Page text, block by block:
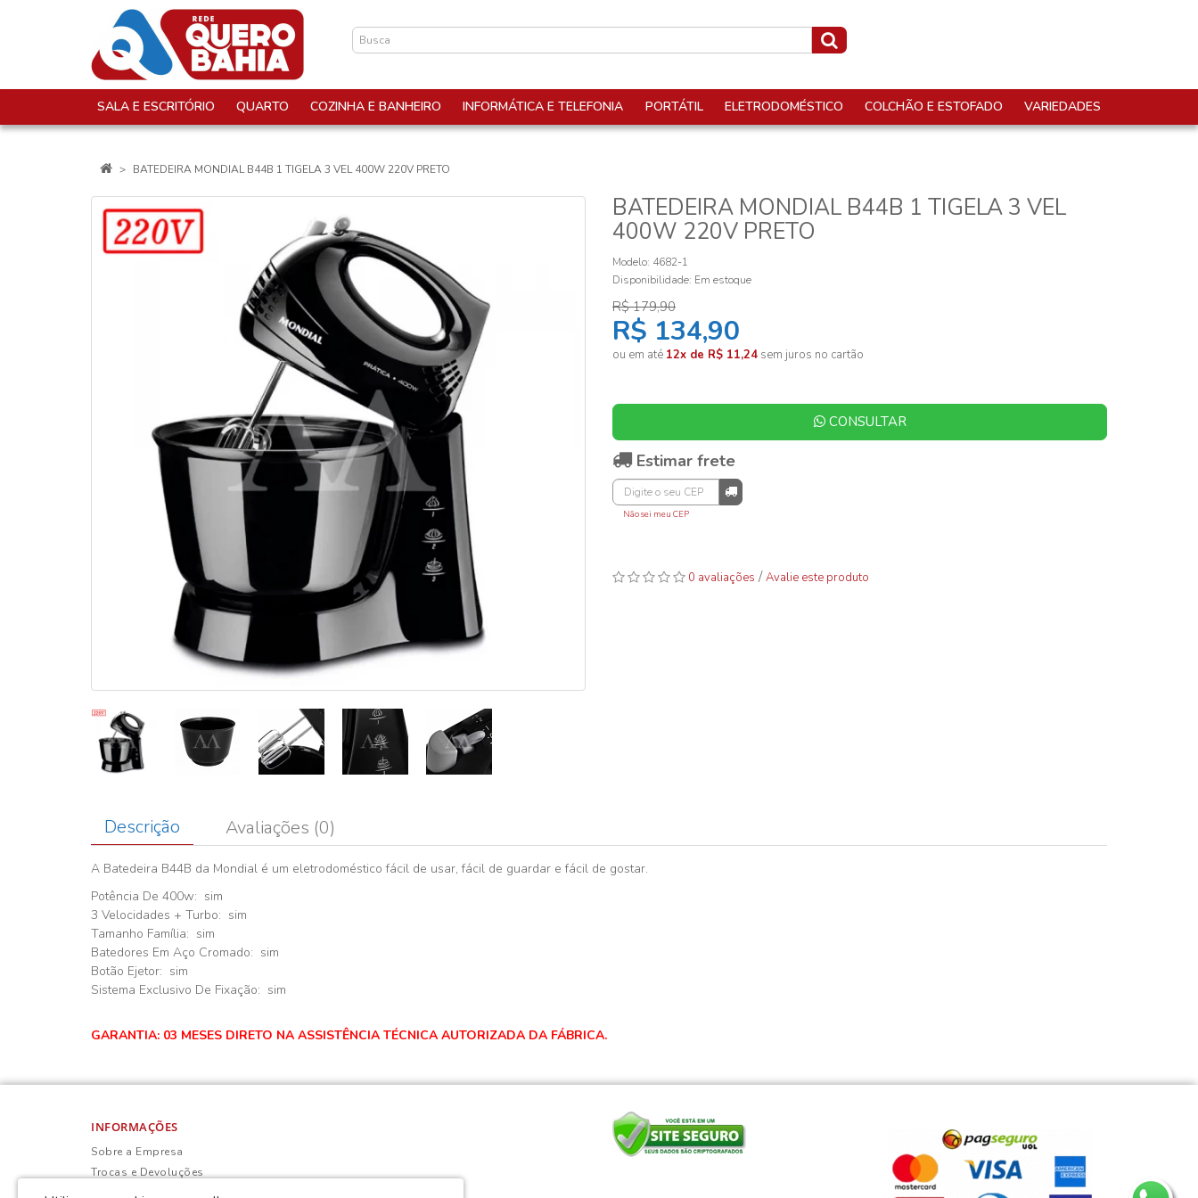
SALA E ESCRITÓRIO QUARTO COZINHA E BANHEIRO INFORMÁTICA E TELEFONIA PORTÁTIL ELETRODOMÉSTICO COLCHÃO E ESTOFADO VARIEDADES
BATEDEIRA MONDIAL B44B 1 TIGELA 3 VEL 400W 220V PRETO
BATEDEIRA MONDIAL B44B 1 TIGELA 3 VEL
400W 220V PRETO
Modelo: 4682-1
Disponibilidade: Em estoque
R$ 179,90
R$ 134,90
ou em até 12x de R$ 11,24 sem juros no cartão
CONSULTAR
Estimar frete
Não sei meu CEP
0 avaliações /Avalie este produto
Descrição Avaliações (0)
A Batedeira B44B da Mondial é um eletrodoméstico fácil de usar, fácil de guardar e fácil de gostar.
Potência De 400w: sim
3 Velocidades + Turbo: sim
Tamanho Família: sim
Batedores Em Aço Cromado: sim
Botão Ejetor: sim
Sistema Exclusivo De Fixação: sim
GARANTIA: 03 MESES DIRETO NA ASSISTÊNCIA TÉCNICA AUTORIZADA DA FÁBRICA.
INFORMAÇÕES
Sobre a Empresa
Trocas e Devoluções